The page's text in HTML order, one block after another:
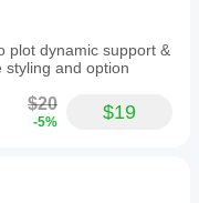
plot dynamic support &
styling and option
$20
-5% $19